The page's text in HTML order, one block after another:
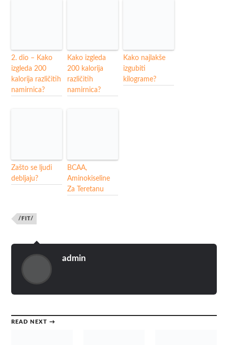
2. dio – Kako
izgleda 200
kalorija različitih
namirnica?
Kako izgleda
200 kalorija
različitih
namirnica?
Kako najlakše
izgubiti
kilograme?
Zašto se ljudi
debljaju?
BCAA,
Aminokiseline
Za Teretanu
/FIT/
admin
READ NEXT →